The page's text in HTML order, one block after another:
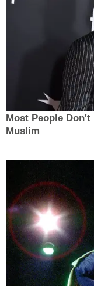
Most People
Muslim